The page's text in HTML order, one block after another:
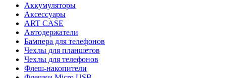
Аккумуляторы
Аксессуары
ART CASE
Автодержатели
Бампера для телефонов
Чехлы для планшетов
Чехлы для телефонов
Флеш-накопители